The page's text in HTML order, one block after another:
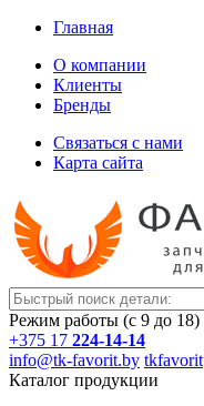
Главная
О компании
Клиенты
Бренды
Связаться с нами
Карта сайта
Режим работы (с 9 до 18)
+375 17 224-14-14
info@tk-favorit.by tkfavorit
Каталог продукции